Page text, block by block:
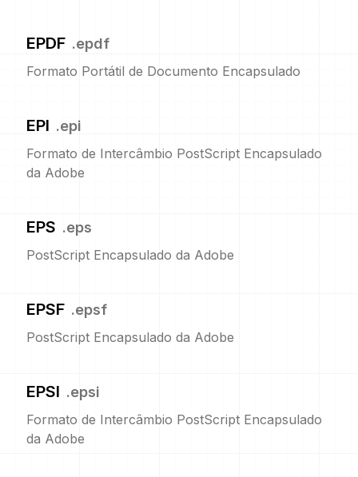
EPDF .epdf
Formato Portátil de Documento Encapsulado
EPI .epi
Formato de Intercâmbio PostScript Encapsulado
da Adobe
EPS .eps
PostScript Encapsulado da Adobe
EPSF .epsf
PostScript Encapsulado da Adobe
EPSI .epsi
Formato de Intercâmbio PostScript Encapsulado
da Adobe